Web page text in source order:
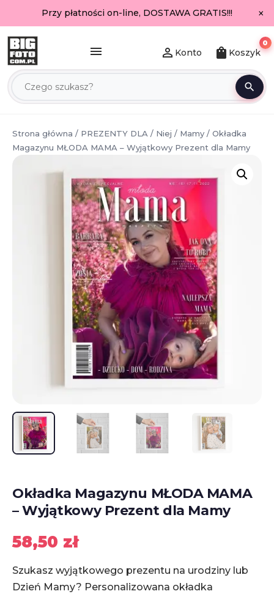
Przy płatności on-line, DOSTAWA GRATIS!!! ×
menu
search
person_outline Konto shopping_bag Koszyk
0
Strona główna / PREZENTY DLA / Niej / Mamy / Okładka
Magazynu MŁODA MAMA – Wyjątkowy Prezent dla Mamy
Okładka Magazynu MŁODA MAMA
– Wyjątkowy Prezent dla Mamy
58,50 zł
Szukasz wyjątkowego prezentu na urodziny lub
Dzień Mamy? Personalizowana okładka